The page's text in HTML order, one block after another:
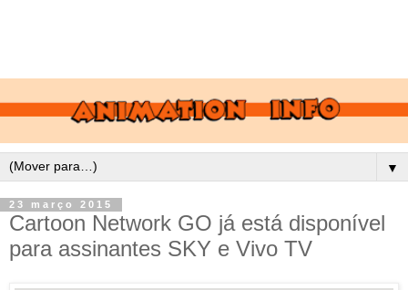
▼
23 março 2015
Cartoon Network GO já está disponível
para assinantes SKY e Vivo TV